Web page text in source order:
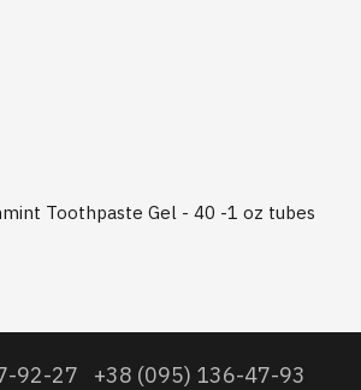
Toothpaste Gel - 40 -1 oz tubes
92-27 +38 (095) 136-47-93